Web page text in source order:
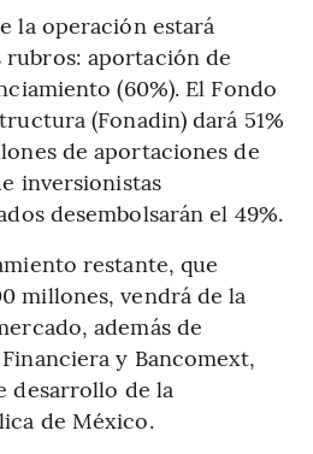
la operación estará
aportación de
(60%). El Fondo
(Fonadin) dará 51%
de aportaciones de
inversionistas
desembolsarán el 49%.
restante, que
millones, vendrá de la
además de
y Bancomext,
desarrollo de la
de México.